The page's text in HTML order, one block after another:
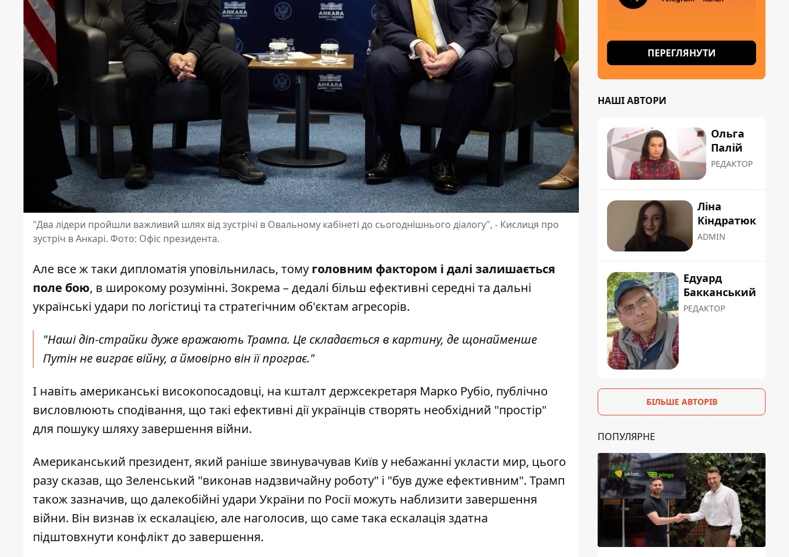
"Два лідери пройшли важливий шлях від зустрічі в Овальному кабінеті до сьогоднішнього діалогу", - Кислиця про
зустріч в Анкарі. Фото: Офіс президента.
Але все ж таки дипломатія уповільнилась, тому головним фактором і далі залишається
поле бою, в широкому розумінні. Зокрема – дедалі більш ефективні середні та дальні
українські удари по логістиці та стратегічним об'єктам агресорів.
"Наші діп-страйки дуже вражають Трампа. Це складається в картину, де щонайменше
Путін не виграє війну, а ймовірно він її програє."
І навіть американські високопосадовці, на кшталт держсекретаря Марко Рубіо, публічно
висловлюють сподівання, що такі ефективні дії українців створять необхідний "простір"
для пошуку шляху завершення війни.
Американський президент, який раніше звинувачував Київ у небажанні укласти мир, цього
разу сказав, що Зеленський "виконав надзвичайну роботу" і "був дуже ефективним". Трамп
також зазначив, що далекобійні удари України по Росії можуть наблизити завершення
війни. Він визнав їх ескалацією, але наголосив, що саме така ескалація здатна
підштовхнути конфлікт до завершення.
ПЕРЕГЛЯНУТИ
НАШІ АВТОРИ
Ольга
Палій
РЕДАКТОР
Ліна
Кіндратюк
ADMIN
Едуард
Бакканський
РЕДАКТОР
БІЛЬШЕ АВТОРІВ
ПОПУЛЯРНЕ